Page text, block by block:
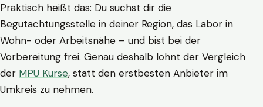
Praktisch heißt das: Du suchst dir die
Begutachtungsstelle in deiner Region, das Labor in
Wohn- oder Arbeitsnähe – und bist bei der
Vorbereitung frei. Genau deshalb lohnt der Vergleich
der MPU Kurse, statt den erstbesten Anbieter im
Umkreis zu nehmen.